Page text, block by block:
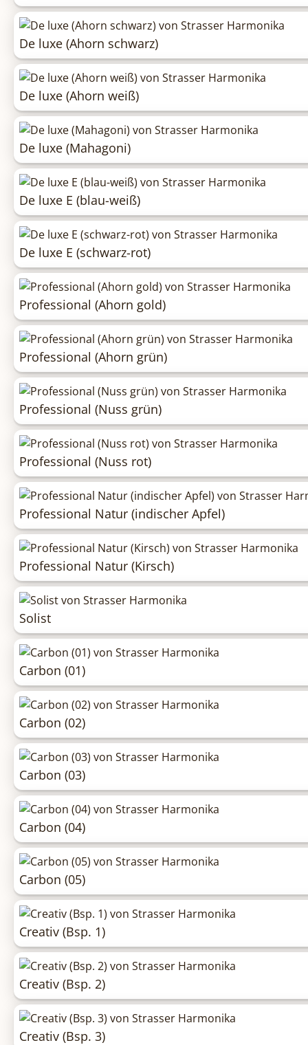
De luxe (Ahorn schwarz)
De luxe (Ahorn weiß)
De luxe (Mahagoni)
De luxe E (blau-weiß)
De luxe E (schwarz-rot)
Professional (Ahorn gold)
Professional (Ahorn grün)
Professional (Nuss grün)
Professional (Nuss rot)
Professional Natur (indischer Apfel)
Professional Natur (Kirsch)
Solist
Carbon (01)
Carbon (02)
Carbon (03)
Carbon (04)
Carbon (05)
Creativ (Bsp. 1)
Creativ (Bsp. 2)
Creativ (Bsp. 3)